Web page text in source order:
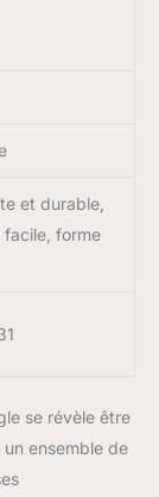
et durable,
forme
se révèle être
ensemble de